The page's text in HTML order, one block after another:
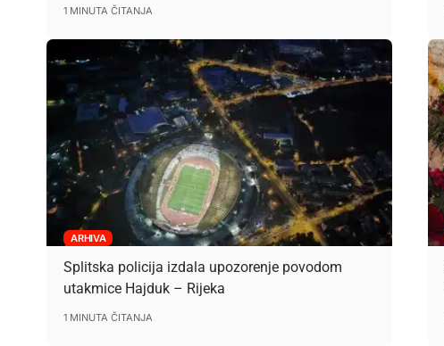
1 MINUTA ČITANJA
ARHIVA
Splitska policija izdala upozorenje povodom
utakmice Hajduk – Rijeka
1 MINUTA ČITANJA